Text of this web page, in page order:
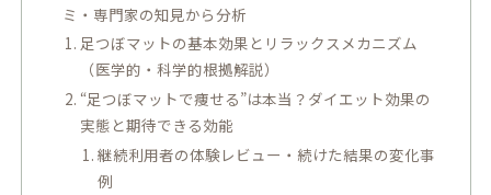
ミ・専門家の知見から分析
足つぼマットの基本効果とリラックスメカニズム
（医学的・科学的根拠解説）
“足つぼマットで痩せる”は本当？ダイエット効果の
実態と期待できる効能
継続利用者の体験レビュー・続けた結果の変化事
例